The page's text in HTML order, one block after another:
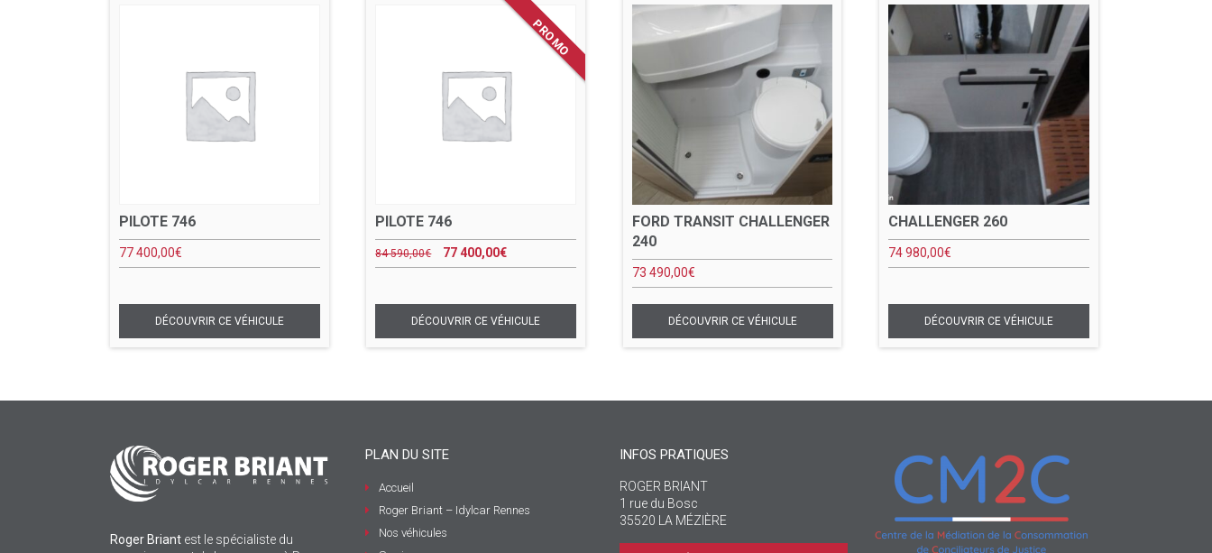
PILOTE 746
77 400,00€
PILOTE 746
84 590,00€ 77 400,00€
FORD TRANSIT CHALLENGER
240
73 490,00€
CHALLENGER 260
74 980,00€
Roger Briant est le spécialiste du
PLAN DU SITE
Accueil
Roger Briant – Idylcar Rennes
Nos véhicules
INFOS PRATIQUES
ROGER BRIANT
1 rue du Bosc
35520 LA MÉZIÈRE